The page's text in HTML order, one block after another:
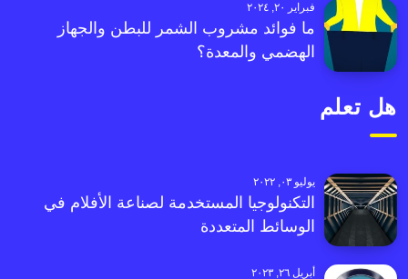
فبراير ٢٠, ٢٠٢٤
ما فوائد مشروب الشمر للبطن والجهاز
الهضمي والمعدة؟
هل تعلم
يوليو ٠٣, ٢٠٢٢
التكنولوجيا المستخدمة لصناعة الأفلام في
الوسائط المتعددة
أبريل ٢٦, ٢٠٢٣